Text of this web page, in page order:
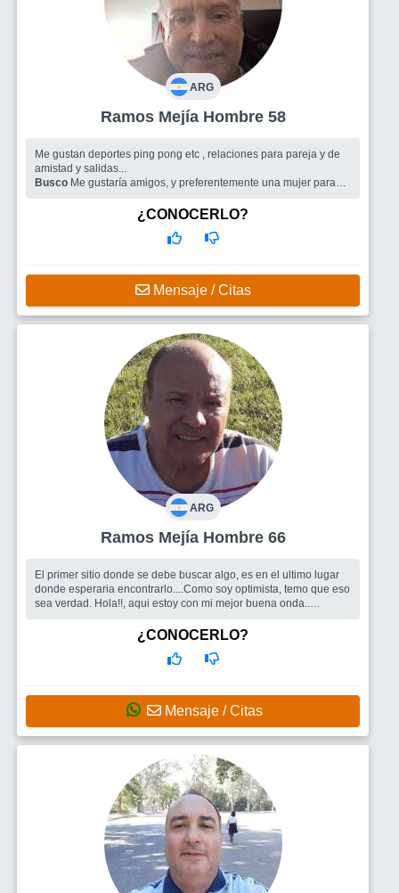
ARG
Ramos Mejía Hombre 58
Me gustan deportes ping pong etc , relaciones para pareja y de
amistad y salidas...
Busco Me gustaría amigos, y preferentemente una mujer para
¿CONOCERLO?
Mensaje / Citas
ARG
Ramos Mejía Hombre 66
El primer sitio donde se debe buscar algo, es en el ultimo lugar
donde esperaria encontrarlo....Como soy optimista, temo que eso
sea verdad. Hola!!, aqui estoy con mi mejor buena onda..
Deseo encontrar una mujer, no perfecta, pero. con ese
algo especial que la hace diferente. Una mujer para compartir los
anhelos y los logros, los sueños y la realidad.
¿CONOCERLO?
Mensaje / Citas